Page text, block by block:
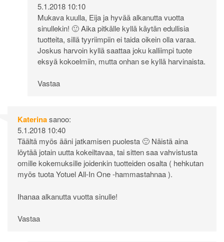
5.1.2018 10:10
Mukava kuulla, Eija ja hyvää alkanutta vuotta
sinullekin! 🙂 Aika pitkälle kyllä käytän edullisia
tuotteita, sillä tyyriimpiin ei taida oikein olla varaa.
Joskus harvoin kyllä saattaa joku kalliimpi tuote
eksyä kokoelmiin, mutta onhan se kyllä harvinaista.
Vastaa
Katerinasanoo:
5.1.2018 10:40
Täältä myös ääni jatkamisen puolesta 🙂 Näistä aina
löytää jotain uutta kokeiltavaa, tai sitten saa vahvistusta
omille kokemuksille joidenkin tuotteiden osalta ( hehkutan
myös tuota Yotuel All-In One -hammastahnaa ).
Ihanaa alkanutta vuotta sinulle!
Vastaa